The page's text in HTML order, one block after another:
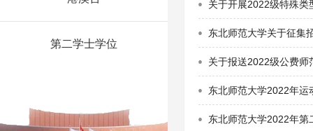
第二学士学位
关于开展2022级特殊类
东北师范大学关于征集
关于报送2022级公费师
东北师范大学2022年运
东北师范大学2022年第